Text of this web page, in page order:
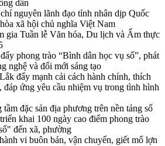
dân
nguyên lãnh đạo tỉnh nhân dịp Quốc
xã hội chủ nghĩa Việt Nam
gia Tuần lễ Văn hóa, Du lịch và Ẩm thực
phong trào “Bình dân học vụ số”, phát
nghệ và đổi mới sáng tạo
đẩy mạnh cải cách hành chính, thích
đáp ứng yêu cầu nhiệm vụ trong tình hình
đặc sản địa phương trên nền tảng số
khai 100 ngày cao điểm phong trào
đến xã, phường
vi buôn bán, vận chuyển, giết mổ lợn